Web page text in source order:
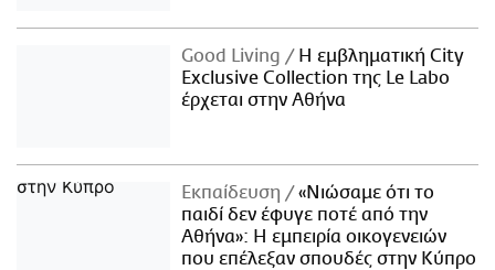
Good Living
Η εμβληματική City
Exclusive Collection της Le Labo
έρχεται στην Αθήνα
Εκπαίδευση
«Νιώσαμε ότι το
παιδί δεν έφυγε ποτέ από την
Αθήνα»: Η εμπειρία οικογενειών
που επέλεξαν σπουδές στην Κύπρο